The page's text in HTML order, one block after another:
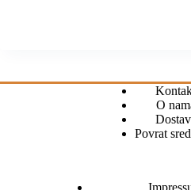
O
Povrat